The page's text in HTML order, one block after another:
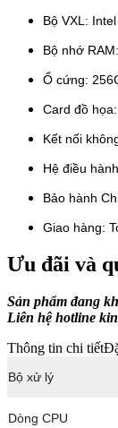
Bộ VXL:
Bộ nhớ
Ổ cứng:
Card đồ
Kết nối
Hệ điều
Bảo hành
Giao hàng:
Ưu đãi và
Sản phẩm đang
Liên hệ hotline
Thông tin chi tiết
Bộ xử lý
Dòng CPU